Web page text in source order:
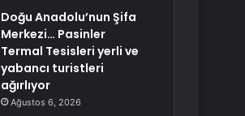
Doğu Anadolu’nun Şifa
Merkezi… Pasinler
Termal Tesisleri yerli ve
yabancı turistleri
ağırlıyor
Ağustos 6, 2026